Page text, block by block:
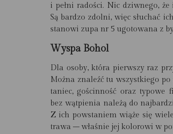
i pełni radości. Nic dziwnego,
Są bardzo zdolni, więc słuchać
stanowi zupa nr 5 ugotowana z
Wyspa Bohol
Dla osoby, która pierwszy raz
Można znaleźć tu wszystkiego
taniec, gościnność oraz typowe
bez wątpienia należą do
Z ich powstaniem wiąże się
trawa – właśnie jej kolorowi w